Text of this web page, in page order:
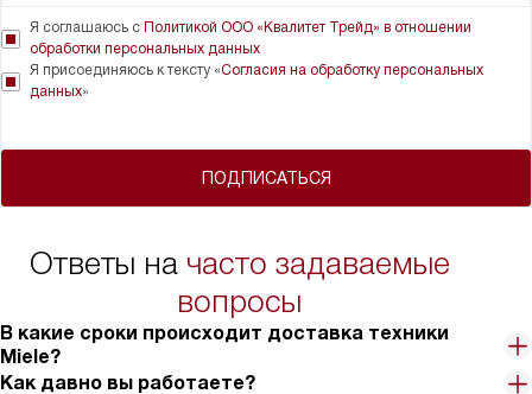
ПОДПИСАТЬСЯ
Я соглашаюсь с Политикой ООО «Квалитет Трейд» в отношении
обработки персональных данных
Я присоединяюсь к тексту «Согласия на обработку персональных
данных»
Ответы на часто задаваемые
вопросы
В какие сроки происходит доставка техники
Miele?
Как давно вы работаете?